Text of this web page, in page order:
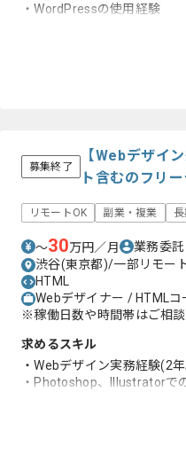
・WordPressの使用経験
募集終了
【Webデザイ
ト含むのフリ
リモートOK 副業・複業
〜30万円／月 業務委
渋谷(東京都)/一部リモー
HTML
Webデザイナー / HTMLコ
※稼働日数や時間帯はご相談
求めるスキル
・Webデザイン実務経験(2
・Photoshop、Illustratorで